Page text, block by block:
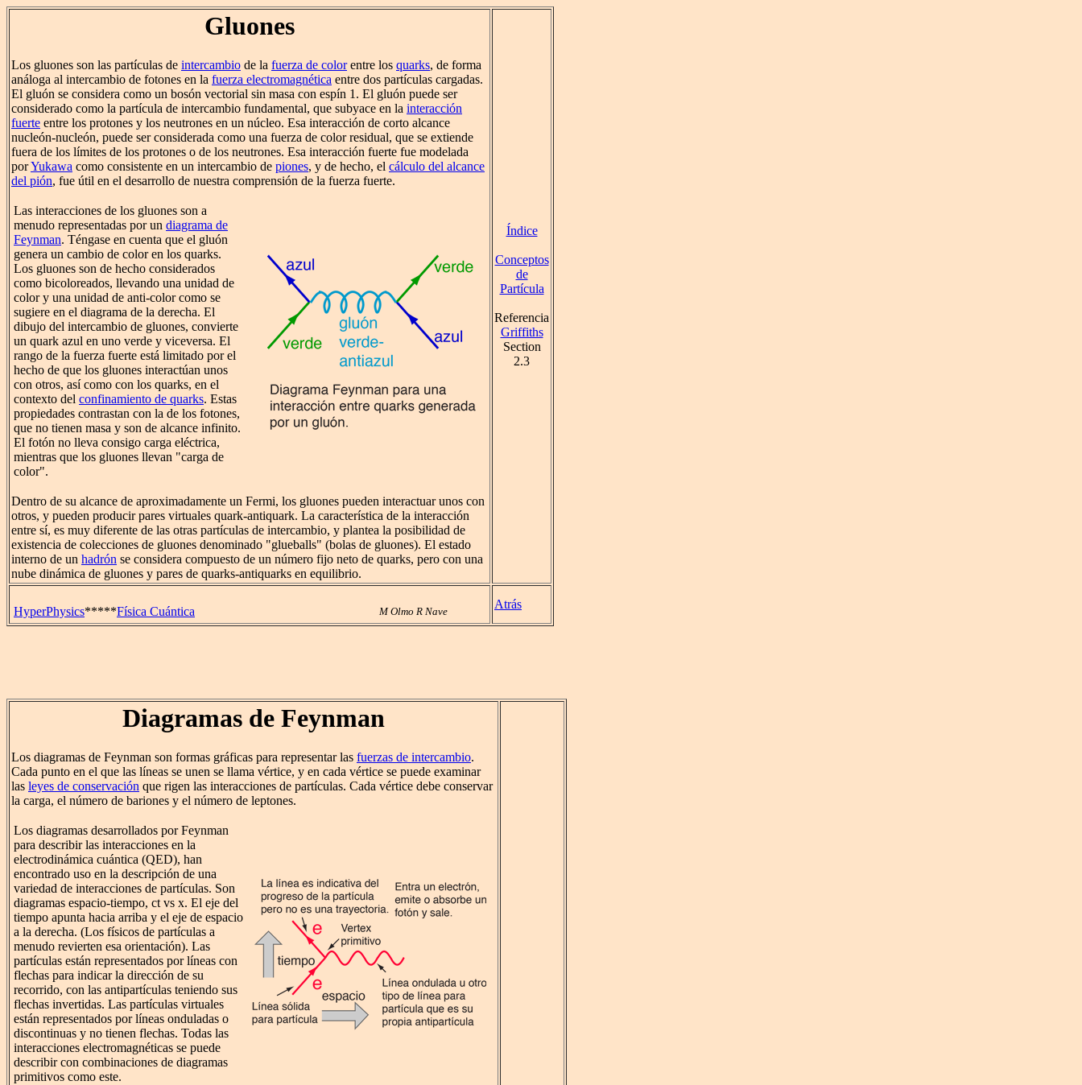
Gluones
Los gluones son las partículas de intercambio de la fuerza de colorentre los quarks, de forma
análoga al intercambio de fotones en la fuerza electromagnética entre dos partículas cargadas.
El gluón se considera como un bosón vectorial sin masa con espín 1. El gluón puede ser
considerado como la partícula de intercambio fundamental, que subyace en la interacción
fuerte entre los protones y los neutrones en un núcleo. Esa interacción de corto alcance
nucleón-nucleón, puede ser considerada como una fuerza de color residual, que se extiende
fuera de los límites de los protones o de los neutrones. Esa interacción fuerte fue modelada
porYukawa como consistente en un intercambio de piones, y de hecho, el cálculo del alcance
del pión, fue útil en el desarrollo de nuestra comprensión de la fuerza fuerte.
Las interacciones de los gluones son a
menudo representadas por un diagrama de
Feynman. Téngase en cuenta que el gluón
genera un cambio de color en los quarks.
Los gluones son de hecho considerados
como bicoloreados, llevando una unidad de
color y una unidad de anti-color como se
sugiere en el diagrama de la derecha. El
dibujo del intercambio de gluones, convierte
un quark azul en uno verde y viceversa. El
rango de la fuerza fuerte está limitado por el
hecho de que los gluones interactúan unos
con otros, así como con los quarks, en el
contexto del confinamiento de quarks. Estas
propiedades contrastan con la de los fotones,
que no tienen masa y son de alcance infinito.
El fotón no lleva consigo carga eléctrica,
mientras que los gluones llevan "carga de
color".
Dentro de su alcance de aproximadamente un Fermi, los gluones pueden interactuar unos con
otros, y pueden producir pares virtuales quark-antiquark. La característica de la interacción
entre sí, es muy diferente de las otras partículas de intercambio, y plantea la posibilidad de
existencia de colecciones de gluones denominado "glueballs" (bolas de gluones). El estado
interno de un hadrón se considera compuesto de un número fijo neto de quarks, pero con una
nube dinámica de gluones y pares de quarks-antiquarks en equilibrio.
Índice
Conceptos
de
Partícula
Referencia
Griffiths
Section
2.3
HyperPhysics*****Física Cuántica M Olmo R Nave
Atrás
Diagramas de Feynman
Los diagramas de Feynman son formas gráficas para representar las fuerzas de intercambio.
Cada punto en el que las líneas se unen se llama vértice, y en cada vértice se puede examinar
las leyes de conservación que rigen las interacciones de partículas. Cada vértice debe conservar
la carga, el número de bariones y el número de leptones.
Los diagramas desarrollados por Feynman
para describir las interacciones en la
electrodinámica cuántica (QED), han
encontrado uso en la descripción de una
variedad de interacciones de partículas. Son
diagramas espacio-tiempo, ct vs x. El eje del
tiempo apunta hacia arriba y el eje de espacio
a la derecha. (Los físicos de partículas a
menudo revierten esa orientación). Las
partículas están representados por líneas con
flechas para indicar la dirección de su
recorrido, con las antipartículas teniendo sus
flechas invertidas. Las partículas virtuales
están representados por líneas onduladas o
discontinuas y no tienen flechas. Todas las
interacciones electromagnéticas se puede
describir con combinaciones de diagramas
primitivos como este.